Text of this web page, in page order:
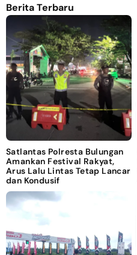
Berita Terbaru
Satlantas Polresta Bulungan
Amankan Festival Rakyat,
Arus Lalu Lintas Tetap Lancar
dan Kondusif